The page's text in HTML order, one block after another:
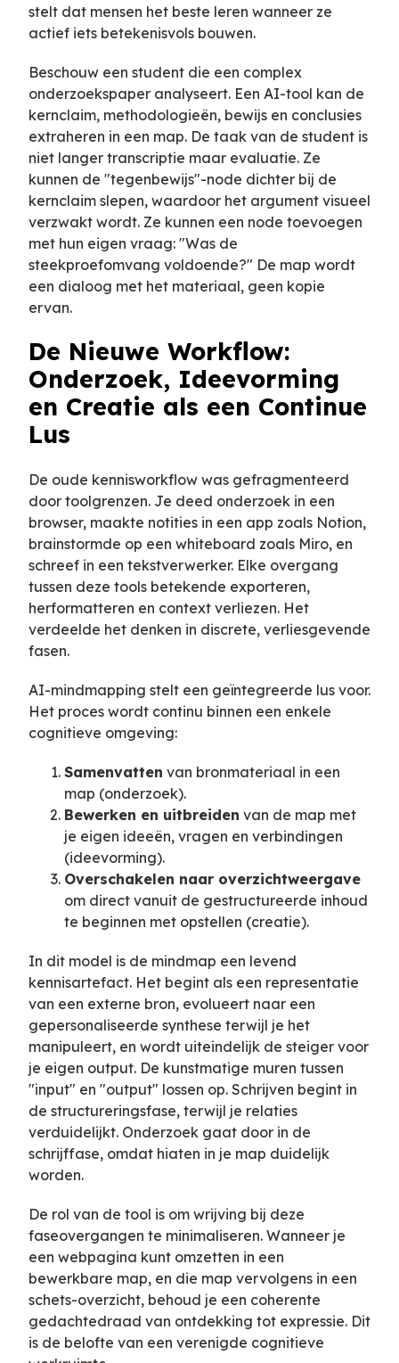
stelt dat mensen het beste leren wanneer ze
actief iets betekenisvols bouwen.
Beschouw een student die een complex
onderzoekspaper analyseert. Een AI-tool kan de
kernclaim, methodologieën, bewijs en conclusies
extraheren in een map. De taak van de student is
niet langer transcriptie maar evaluatie. Ze
kunnen de "tegenbewijs"-node dichter bij de
kernclaim slepen, waardoor het argument visueel
verzwakt wordt. Ze kunnen een node toevoegen
met hun eigen vraag: "Was de
steekproefomvang voldoende?" De map wordt
een dialoog met het materiaal, geen kopie
ervan.
De Nieuwe Workflow:
Onderzoek, Ideevorming
en Creatie als een Continue
Lus
De oude kennisworkflow was gefragmenteerd
door toolgrenzen. Je deed onderzoek in een
browser, maakte notities in een app zoals Notion,
brainstormde op een whiteboard zoals Miro, en
schreef in een tekstverwerker. Elke overgang
tussen deze tools betekende exporteren,
herformatteren en context verliezen. Het
verdeelde het denken in discrete, verliesgevende
fasen.
AI-mindmapping stelt een geïntegreerde lus voor.
Het proces wordt continu binnen een enkele
cognitieve omgeving:
Samenvatten van bronmateriaal in een
map (onderzoek).
Bewerken en uitbreiden van de map met
je eigen ideeën, vragen en verbindingen
(ideevorming).
Overschakelen naar overzichtweergave
om direct vanuit de gestructureerde inhoud
te beginnen met opstellen (creatie).
In dit model is de mindmap een levend
kennisartefact. Het begint als een representatie
van een externe bron, evolueert naar een
gepersonaliseerde synthese terwijl je het
manipuleert, en wordt uiteindelijk de steiger voor
je eigen output. De kunstmatige muren tussen
"input" en "output" lossen op. Schrijven begint in
de structureringsfase, terwijl je relaties
verduidelijkt. Onderzoek gaat door in de
schrijffase, omdat hiaten in je map duidelijk
worden.
De rol van de tool is om wrijving bij deze
faseovergangen te minimaliseren. Wanneer je
een webpagina kunt omzetten in een
bewerkbare map, en die map vervolgens in een
schets-overzicht, behoud je een coherente
gedachtedraad van ontdekking tot expressie. Dit
is de belofte van een verenigde cognitieve